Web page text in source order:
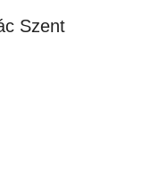
Szent